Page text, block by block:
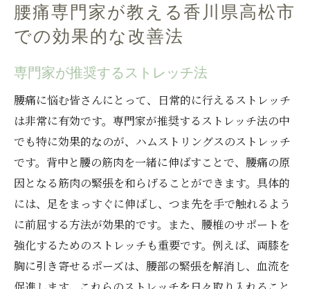
自宅でできる腰痛改善エクササイズ
腰痛予防のための生活習慣見直し
高松市で腰痛に悩む方必見専門家の改善アドバ
専門家が教える腰痛の正しいケア方法
腰痛改善に必要な食事と栄養素
腰痛に効果的な睡眠ポジション
デスクワーク中の腰痛を軽減する方法
腰痛に効くツボとそのマッサージ法
腰痛緩和に役立つ香川県高松市の温泉施設
香川県高松市で腰痛を劇的に改善日常生活でで
きる簡単な方法
腰痛専門家が教える香川県高松市
での効果的な改善法
専門家が推奨するストレッチ法
腰痛に悩む皆さんにとって、日常的に行えるストレッチ
は非常に有効です。専門家が推奨するストレッチ法の中
でも特に効果的なのが、ハムストリングスのストレッチ
です。背中と腰の筋肉を一緒に伸ばすことで、腰痛の原
因となる筋肉の緊張を和らげることができます。具体的
には、足をまっすぐに伸ばし、つま先を手で触れるよう
に前屈する方法が効果的です。また、腰椎のサポートを
強化するためのストレッチも重要です。例えば、両膝を
胸に引き寄せるポーズは、腰部の緊張を解消し、血流を